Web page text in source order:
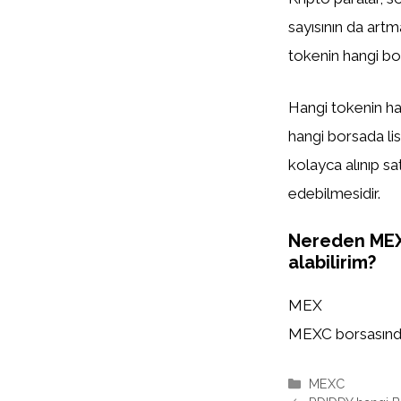
sayısının da
tokenin hangi
Hangi tokenin
hangi borsada
kolayca alınıp
edebilmesidir.
Nereden
alabilirim?
MEX
MEXC
Kategoriler
MEXC